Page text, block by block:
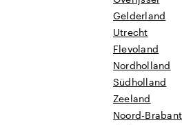
Gelderland
Utrecht
Flevoland
Nordholland
Südholland
Zeeland
Noord-Brabant